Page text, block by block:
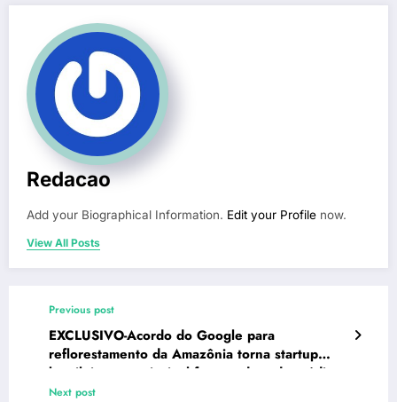
Redacao
Add your Biographical Information. Edit your Profile now.
View All Posts
Previous post
EXCLUSIVO-Acordo do Google para
reflorestamento da Amazônia torna startup
brasileira sua principal fornecedora de créditos
de carbono
Next post